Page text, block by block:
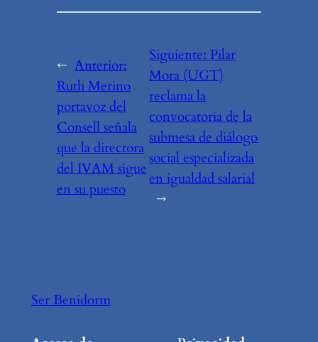
← Anterior:
Ruth Merino
portavoz del
Consell señala
que la directora
del IVAM sigue
en su puesto
Siguiente: Pilar
Mora (UGT)
reclama la
convocatoria de la
submesa de diálogo
social especializada
en igualdad salarial
→
Ser Benidorm